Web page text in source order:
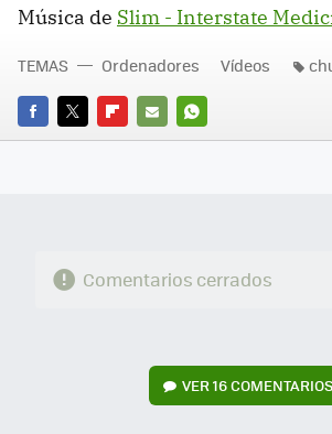
Música de Slim - Interstate
FACEBOOK
TWITTERFLIPBOARD
E-
WHATSAPP
TEMAS Ordenadores Vídeos
Comentarios cerrados
VER16 COMENTARIOS